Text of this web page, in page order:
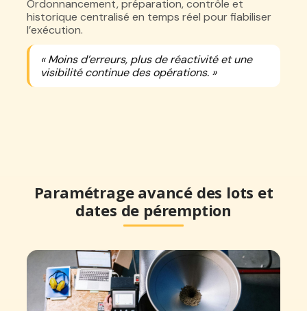
Ordonnancement, préparation, contrôle et
historique centralisé en temps réel pour fiabiliser
l’exécution.
« Moins d’erreurs, plus de réactivité et une
visibilité continue des opérations. »
Paramétrage avancé des lots et
dates de péremption